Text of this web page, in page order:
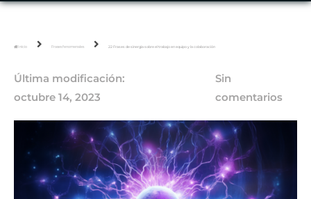
Inicio Frases fenomenales 22 Frases de sinergia sobre el trabajo en equipo y la colaboración
Última modificación:
octubre 14, 2023
Sin
comentarios